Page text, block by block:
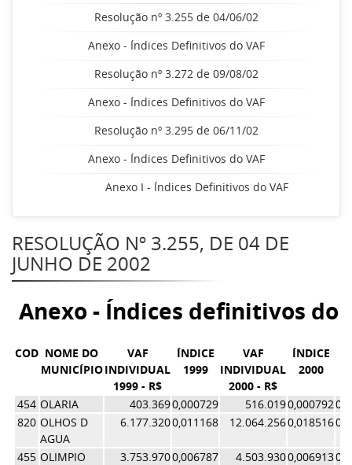
Resolução nº 3.255 de 04/06/02
Anexo - Índices Definitivos do VAF
Resolução nº 3.272 de 09/08/02
Anexo - Índices Definitivos do VAF
Resolução nº 3.295 de 06/11/02
Anexo - Índices Definitivos do VAF
Anexo I - Índices Definitivos do VAF
RESOLUÇÃO Nº 3.255, DE 04 DE
JUNHO DE 2002
Anexo - Índices definitivos do
COD NOME DO
MUNICÍPIO
VAF
INDIVIDUAL
1999 - R$
ÍNDICE
1999
VAF
INDIVIDUAL
2000 - R$
ÍNDICE
2000
454 OLARIA 403.3690,000729 516.0190,000792
820 OLHOS D
AGUA
6.177.3200,011168 12.064.2560,018516
455 OLIMPIO
3.753.9700,006787 4.503.9300,006913